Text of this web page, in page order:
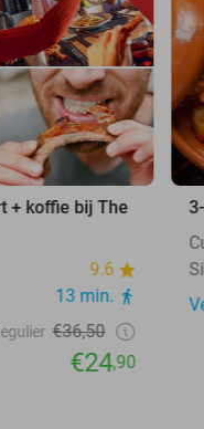
+ koffie bij The
9.6
13 min.
€36,50
€24,90